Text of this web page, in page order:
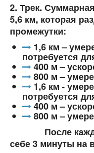
2. Трек.
5,6 км, которая
промежутки:
1,6 км –
потребуется
400 м –
800 м –
1,6 км -
потребуется
400 м –
800 м –
После
себе 3 минуты на